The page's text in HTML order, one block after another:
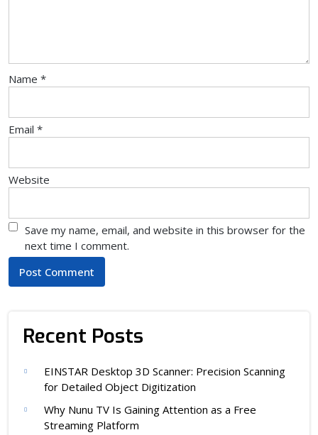
Name *
Email *
Website
Save my name, email, and website in this browser for the
next time I comment.
Recent Posts
EINSTAR Desktop 3D Scanner: Precision Scanning
for Detailed Object Digitization
Why Nunu TV Is Gaining Attention as a Free
Streaming Platform